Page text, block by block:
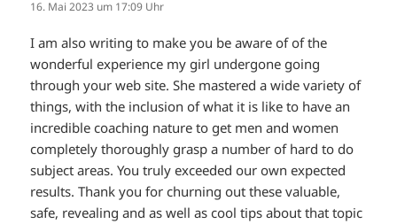
16. Mai 2023 um 17:09 Uhr
I am also writing to make you be aware of of the
wonderful experience my girl undergone going
through your web site. She mastered a wide variety of
things, with the inclusion of what it is like to have an
incredible coaching nature to get men and women
completely thoroughly grasp a number of hard to do
subject areas. You truly exceeded our own expected
results. Thank you for churning out these valuable,
safe, revealing and as well as cool tips about that topic